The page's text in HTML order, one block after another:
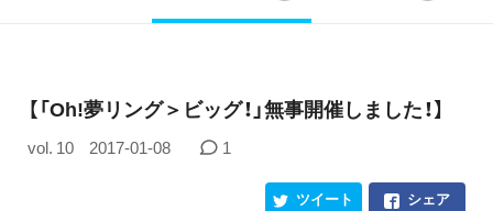
【「Oh!夢リング＞ビッグ！」無事開催しました！】
vol. 10 2017-01-08 1
シェア
ツイート